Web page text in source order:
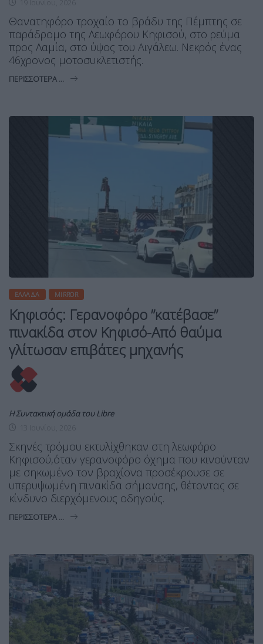
Θανατηφόρο τροχαίο το βράδυ της Πέμπτης σε
παράδρομο της Λεωφόρου Κηφισού, στο ρεύμα
προς Λαμία, στο ύψος του Αιγάλεω. Νεκρός ένας
46χρονος μοτοσυκλετιστής.
ΠΕΡΙΣΣΌΤΕΡΑ ...
ΕΛΛΆΔΑ MIRROR
Kηφισός: Γερανοφόρο ”κατέβασε”
πινακίδα στον Κηφισό-Από θαύμα
γλίτωσαν επιβάτες μηχανής
Η Συντακτική ομάδα του Libre
Σκηνές τρόμου εκτυλίχθηκαν στη λεωφόρο
Κηφισού,όταν γερανοφόρο όχημα που κινούνταν
με σηκωμένο τον βραχίονα προσέκρουσε σε
υπερυψωμένη πινακίδα σήμανσης, θέτοντας σε
κίνδυνο διερχόμενους οδηγούς.
ΠΕΡΙΣΣΌΤΕΡΑ ...